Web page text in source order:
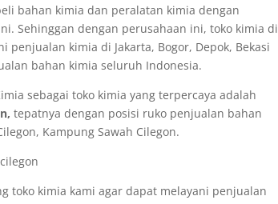
bahan kimia dan peralatan kimia dengan
Sehinggan dengan perusahaan ini, toko kimia di
kimia di Jakarta, Bogor, Depok, Bekasi
bahan kimia seluruh Indonesia.
sebagai toko kimia yang terpercaya adalah
tepatnya dengan posisi ruko penjualan bahan
Kampung Sawah Cilegon.
toko kimia kami agar dapat melayani penjualan